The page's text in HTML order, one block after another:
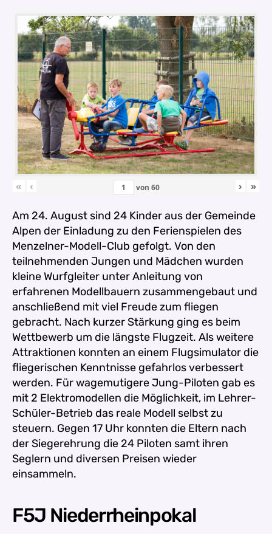
« ‹ von 60 › »
Am 24. August sind 24 Kinder aus der Gemeinde
Alpen der Einladung zu den Ferienspielen des
Menzelner-Modell-Club gefolgt. Von den
teilnehmenden Jungen und Mädchen wurden
kleine Wurfgleiter unter Anleitung von
erfahrenen Modellbauern zusammengebaut und
anschließend mit viel Freude zum fliegen
gebracht. Nach kurzer Stärkung ging es beim
Wettbewerb um die längste Flugzeit. Als weitere
Attraktionen konnten an einem Flugsimulator die
fliegerischen Kenntnisse gefahrlos verbessert
werden. Für wagemutigere Jung-Piloten gab es
mit 2 Elektromodellen die Möglichkeit, im Lehrer-
Schüler-Betrieb das reale Modell selbst zu
steuern. Gegen 17 Uhr konnten die Eltern nach
der Siegerehrung die 24 Piloten samt ihren
Seglern und diversen Preisen wieder
einsammeln.
F5J Niederrheinpokal